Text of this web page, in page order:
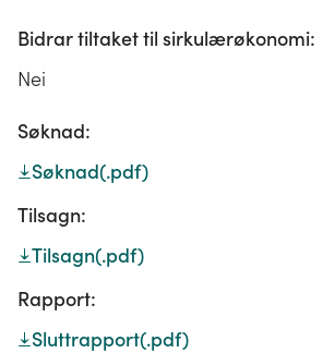
Bidrar tiltaket til sirkulærøkonomi:
Nei
Søknad:
Søknad(.pdf)
Tilsagn:
Tilsagn(.pdf)
Rapport:
Sluttrapport(.pdf)